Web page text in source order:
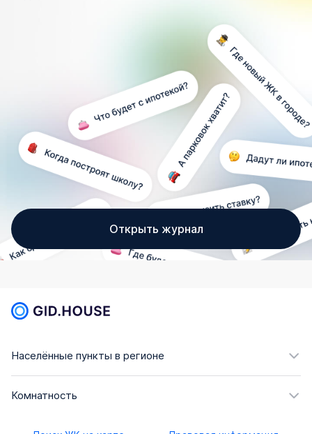
Открыть журнал
Населённые пункты в регионе
Комнатность